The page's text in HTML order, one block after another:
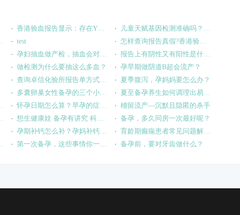
香港验血报告显示：存在Y染色体，这是代表什么意思？
儿童天赋基因检测准确吗？这项检测的的技术原理是什么?
test
怎样查询报告真假?香港验血收到假报告？
孕妇抽血做产检，抽血会对孕妇或胎儿有影响吗？
报告上有阴性又有阳性是什么情况？
做检测为什么要抽这么多血？
孕早期做阴道B超会流产？
查询卓信化验所报告单方式分享:
夏季腹泻，孕妈妈要怎么办？
多囊卵巢女性备孕的三个小方法！
夏至备孕养生如何调理出易孕体质？
怀孕日期怎么算？早孕的症状有哪些？
稽留流产—沉默且隐匿的杀手
想生健康娃 备孕有讲究 科学备孕技巧
备孕，多久同房一次最好呢？
孕期补钙怎么补？孕妈补钙攻略来啦
育龄期癫痫患者常见问题解答--备孕篇
第一次备孕，这些事情你一定要知道！ 备孕前，要对牙齿做什么？